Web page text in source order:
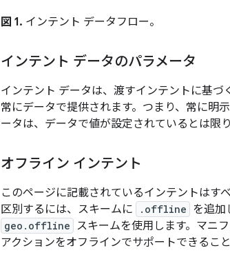
図 1. インテント データフロー。
インテント データのパラメータ
インテント データは、渡すインテントに基づ
常にデータで提供されます。つまり、常に明
ータは、データで値が設定されているとは限
オフライン インテント
このページに記載されているインテントはす
区別するには、スキームに
.offline を追加
geo.offline スキームを使用します。マニ
アクションをオフラインでサポートできること